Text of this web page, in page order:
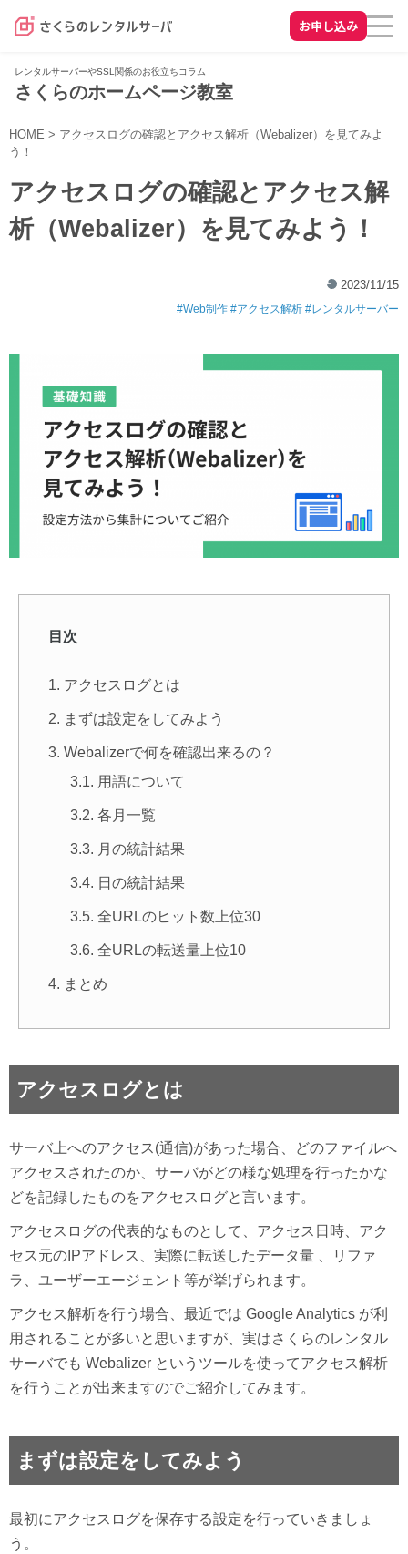
お申し込み
レンタルサーバーやSSL関係のお役立ちコラム
さくらのホームページ教室
HOME > アクセスログの確認とアクセス解析（Webalizer）を見てみよ
う！
アクセスログの確認とアクセス解
析（Webalizer）を見てみよう！
2023/11/15
Web制作 アクセス解析 レンタルサーバー
目次
アクセスログとは
まずは設定をしてみよう
Webalizerで何を確認出来るの？
用語について
各月一覧
月の統計結果
日の統計結果
全URLのヒット数上位30
全URLの転送量上位10
まとめ
アクセスログとは
サーバ上へのアクセス(通信)があった場合、どのファイルへ
アクセスされたのか、サーバがどの様な処理を行ったかな
どを記録したものをアクセスログと言います。
アクセスログの代表的なものとして、アクセス日時、アク
セス元のIPアドレス、実際に転送したデータ量 、リファ
ラ、ユーザーエージェント等が挙げられます。
アクセス解析を行う場合、最近では Google Analytics が利
用されることが多いと思いますが、実はさくらのレンタル
サーバでも Webalizer というツールを使ってアクセス解析
を行うことが出来ますのでご紹介してみます。
まずは設定をしてみよう
最初にアクセスログを保存する設定を行っていきましょ
う。